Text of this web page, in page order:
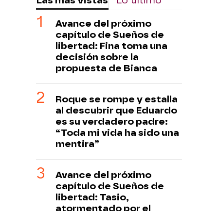
Avance del próximo
capítulo de Sueños de
libertad: Fina toma una
decisión sobre la
propuesta de Bianca
Roque se rompe y estalla
al descubrir que Eduardo
es su verdadero padre:
“Toda mi vida ha sido una
mentira”
Avance del próximo
capítulo de Sueños de
libertad: Tasio,
atormentado por el